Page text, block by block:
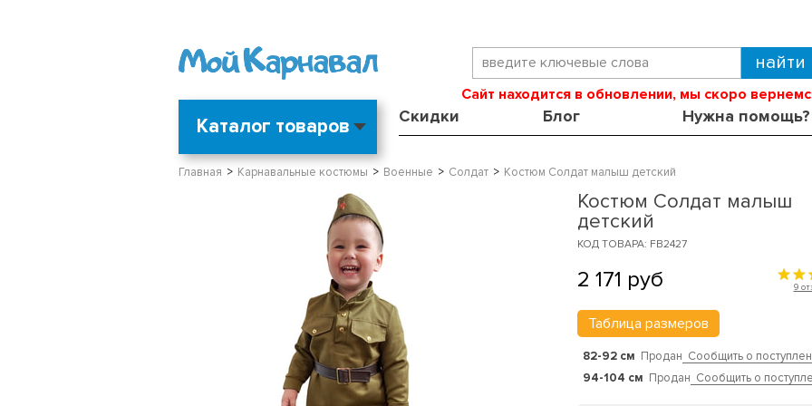
Сайт находится в обновлении, мы скоро
Каталог товаров Скидки Блог Нужна помощь?
Главная Карнавальные костюмы Военные Солдат Костюм Солдат малыш детский
Костюм Солдат малыш
детский
КОД ТОВАРА: FB2427
2 171 руб 9
Таблица размеров
82-92 см Продан Сообщить о
94-104 см Продан Сообщить о